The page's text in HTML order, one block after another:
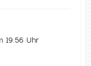
19:56 Uhr